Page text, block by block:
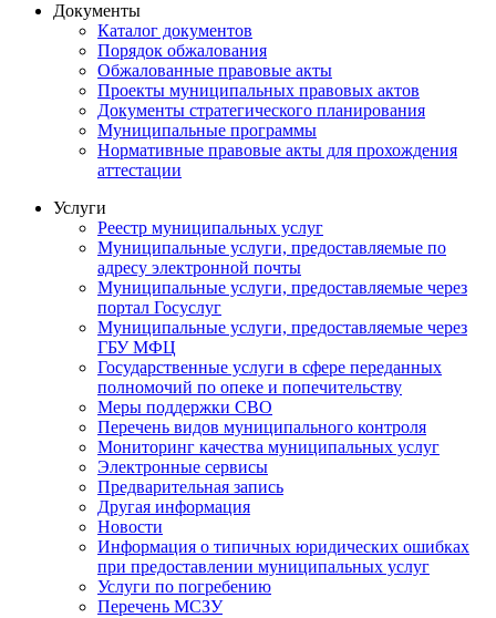
Документы
Каталог документов
Порядок обжалования
Обжалованные правовые акты
Проекты муниципальных правовых актов
Документы стратегического планирования
Муниципальные программы
Нормативные правовые акты для прохождения
аттестации
Услуги
Реестр муниципальных услуг
Муниципальные услуги, предоставляемые по
адресу электронной почты
Муниципальные услуги, предоставляемые через
портал Госуслуг
Муниципальные услуги, предоставляемые через
ГБУ МФЦ
Государственные услуги в сфере переданных
полномочий по опеке и попечительству
Меры поддержки СВО
Перечень видов муниципального контроля
Мониторинг качества муниципальных услуг
Электронные сервисы
Предварительная запись
Другая информация
Новости
Информация о типичных юридических ошибках
при предоставлении муниципальных услуг
Услуги по погребению
Перечень МСЗУ